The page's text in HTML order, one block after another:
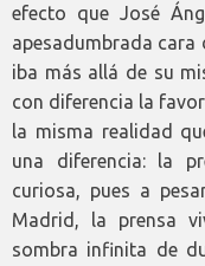
efecto que José
apesadumbrada cara
iba más allá de su
con diferencia la
la misma realidad
una diferencia: la
curiosa, pues a
Madrid, la prensa
sombra infinita de